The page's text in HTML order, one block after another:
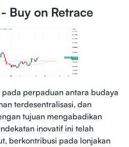
Buy on Retrace
pada perpaduan antara budaya
terdesentralisasi, dan
tujuan mengabadikan
inovatif ini telah
berkontribusi pada lonjakan